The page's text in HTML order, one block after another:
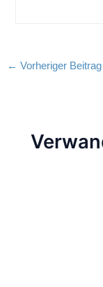
← Vorheriger Beitrag